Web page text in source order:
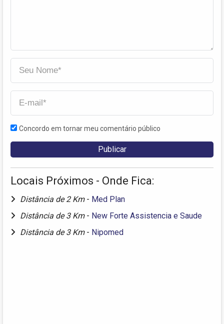
Concordo em tornar meu comentário público
Locais Próximos - Onde Fica:
Distância de 2 Km - Med Plan
Distância de 3 Km - New Forte Assistencia e Saude
Distância de 3 Km - Nipomed